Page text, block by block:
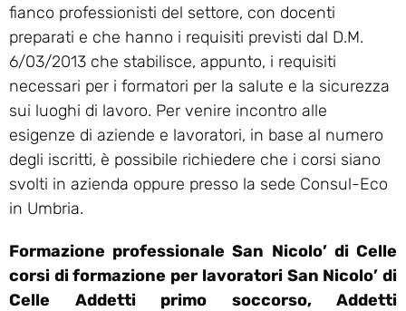
fianco professionisti del settore, con docenti
preparati e che hanno i requisiti previsti dal D.M.
6/03/2013 che stabilisce, appunto, i requisiti
necessari per i formatori per la salute e la sicurezza
sui luoghi di lavoro. Per venire incontro alle
esigenze di aziende e lavoratori, in base al numero
degli iscritti, è possibile richiedere che i corsi siano
svolti in azienda oppure presso la sede Consul-Eco
in Umbria.
Formazione professionale San Nicolo’ di Celle
corsi di formazione per lavoratori San Nicolo’ di
Celle Addetti primo soccorso, Addetti